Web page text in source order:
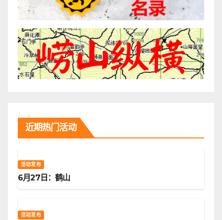
近期热门活动
活动发布
6月27日：鹤山
活动发布